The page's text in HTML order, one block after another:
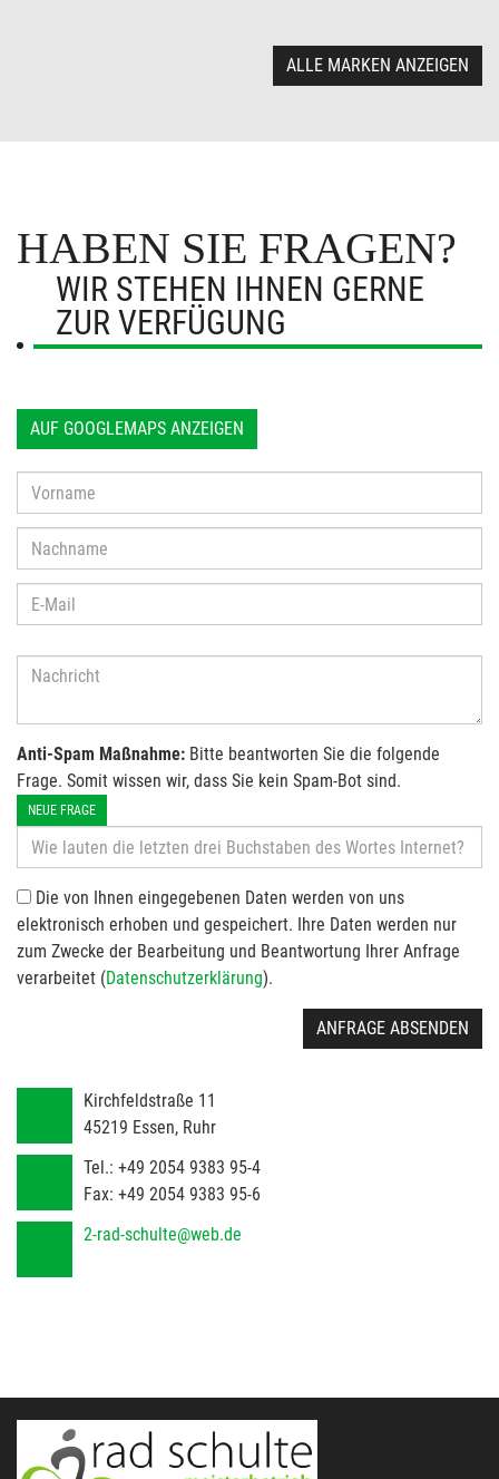
ALLE MARKEN ANZEIGEN
HABEN SIE FRAGEN?
WIR STEHEN IHNEN GERNE
ZUR VERFÜGUNG
AUF GOOGLEMAPS ANZEIGEN
Anti-Spam Maßnahme: Bitte beantworten Sie die folgende
Frage. Somit wissen wir, dass Sie kein Spam-Bot sind.
NEUE FRAGE
Die von Ihnen eingegebenen Daten werden von uns
elektronisch erhoben und gespeichert. Ihre Daten werden nur
zum Zwecke der Bearbeitung und Beantwortung Ihrer Anfrage
verarbeitet (Datenschutzerklärung).
ANFRAGE ABSENDEN
Kirchfeldstraße 11
45219 Essen, Ruhr
Tel.: +49 2054 9383 95-4
Fax: +49 2054 9383 95-6
2-rad-schulte@web.de